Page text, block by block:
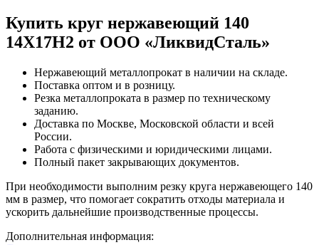
Купить круг нержавеющий 140
14Х17Н2 от ООО «ЛиквидСталь»
Нержавеющий металлопрокат в наличии на складе.
Поставка оптом и в розницу.
Резка металлопроката в размер по техническому
заданию.
Доставка по Москве, Московской области и всей
России.
Работа с физическими и юридическими лицами.
Полный пакет закрывающих документов.
При необходимости выполним резку круга нержавеющего 140
мм в размер, что помогает сократить отходы материала и
ускорить дальнейшие производственные процессы.
Дополнительная информация: